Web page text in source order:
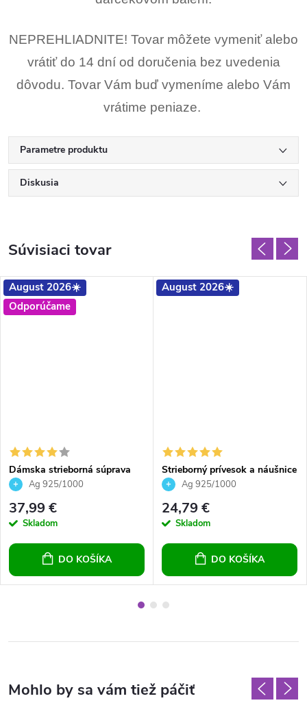
NEPREHLIADNITE! Tovar môžete vymeniť alebo
vrátiť do 14 dní od doručenia bez uvedenia
dôvodu. Tovar Vám buď vymeníme alebo Vám
vrátime peniaze.
Parametre produktu
Diskusia
Súvisiaci tovar
August 2026☀️
Odporúčame
Dámska strieborná súprava
náušnice a prívesok s čírymi
Ag 925/1000
37,99 €
Skladom
DO KOŠÍKA
August 2026☀️
Strieborný prívesok a náušnice
srdce Crystals Aquamarine
Ag 925/1000
24,79 €
Skladom
DO KOŠÍKA